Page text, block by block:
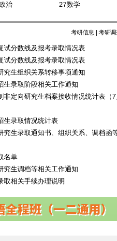
治 27数学
考研信息 考研
试分数线及报考录取情况表
试分数线及报考录取情况表
究生组织关系转移事项通知
生录取阶段相关工作通知
非定向研究生档案接收情况统计表（
生录取情况统计表
究生录取通知书、组织关系、调档函
名单
究生调档等相关工作通知
取相关手续办理说明